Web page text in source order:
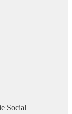
Social